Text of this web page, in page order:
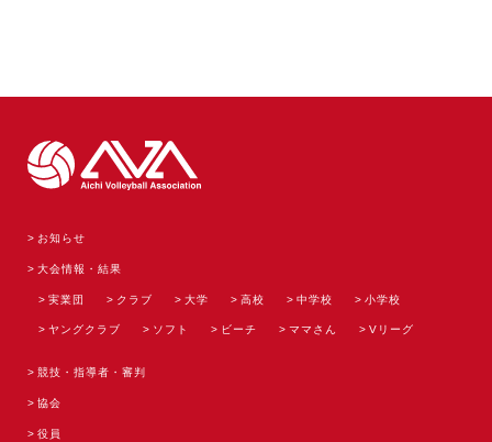
お知らせ
大会情報・結果
実業団 クラブ 大学 高校 中学校 小学校
ヤングクラブ ソフト ビーチ ママさん Vリーグ
競技・指導者・審判
協会
役員